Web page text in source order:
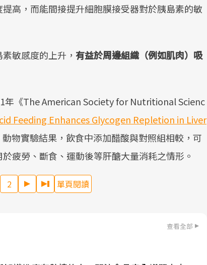
高，而能間接提升細胞膜接受器對於胰島素的敏
敏感度的上升， 有益於周邊組織（例如肌肉）吸
年《The American Society for Nutritional Scienc
Feeding Enhances Glycogen Repletion in Liver
物實驗結果，飲食中添加醋酸與對照組相較，可
疲勞、斷食、運動後等肝醣大量消耗之情形。
2 單頁閱讀
查看全部